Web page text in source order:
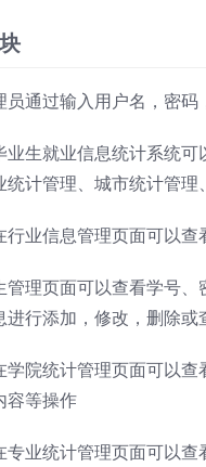
员通过输入用户名，密
业生就业信息统计系统
统计管理、城市统计管
行业信息管理页面可以
管理页面可以查看学号
进行添加，修改，删除或
学院统计管理页面可以
容等操作
专业统计管理页面可以